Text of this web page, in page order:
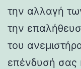
την αλλαγή
την
του
επένδυσή σας